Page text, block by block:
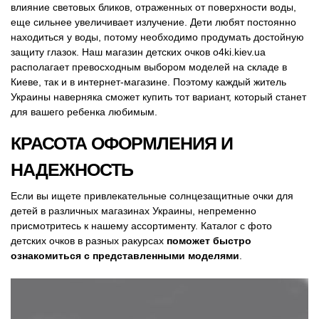
влияние световых бликов, отраженных от поверхности воды,
еще сильнее увеличивает излучение. Дети любят постоянно
находиться у воды, потому необходимо продумать достойную
защиту глазок. Наш магазин детских очков o4ki.kiev.ua
располагает превосходным выбором моделей на складе в
Киеве, так и в интернет-магазине. Поэтому каждый житель
Украины наверняка сможет купить тот вариант, который станет
для вашего ребенка любимым.
КРАСОТА ОФОРМЛЕНИЯ И
НАДЕЖНОСТЬ
Если вы ищете привлекательные солнцезащитные очки для
детей в различных магазинах Украины, непременно
присмотритесь к нашему ассортименту. Каталог с фото
детских очков в разных ракурсах поможет быстро
ознакомиться с представленными моделями